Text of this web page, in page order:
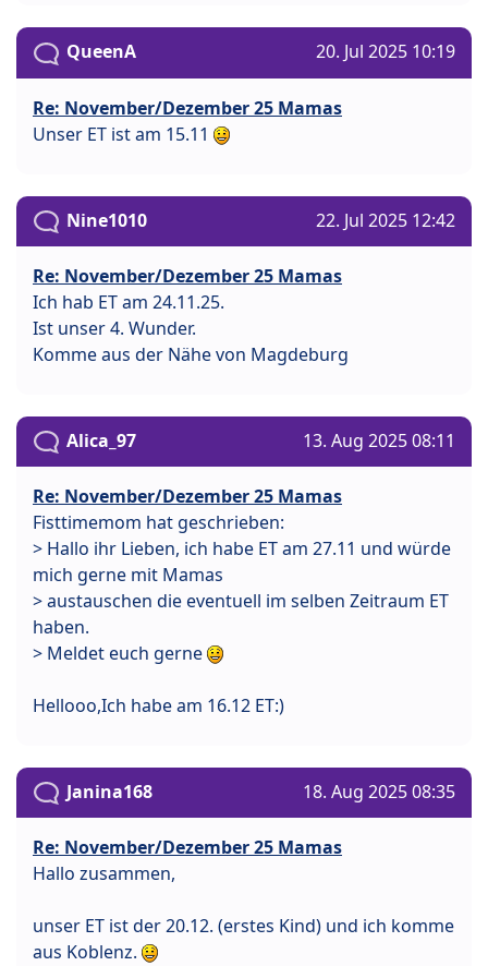
QueenA 20. Jul 2025 10:19
Re: November/Dezember 25 Mamas
Unser ET ist am 15.11
Nine1010 22. Jul 2025 12:42
Re: November/Dezember 25 Mamas
Ich hab ET am 24.11.25.
Ist unser 4. Wunder.
Komme aus der Nähe von Magdeburg
Alica_97 13. Aug 2025 08:11
Re: November/Dezember 25 Mamas
Fisttimemom hat geschrieben:
> Hallo ihr Lieben, ich habe ET am 27.11 und würde
mich gerne mit Mamas
> austauschen die eventuell im selben Zeitraum ET
haben.
> Meldet euch gerne
Hellooo,Ich habe am 16.12 ET:)
Janina168 18. Aug 2025 08:35
Re: November/Dezember 25 Mamas
Hallo zusammen,
unser ET ist der 20.12. (erstes Kind) und ich komme
aus Koblenz.